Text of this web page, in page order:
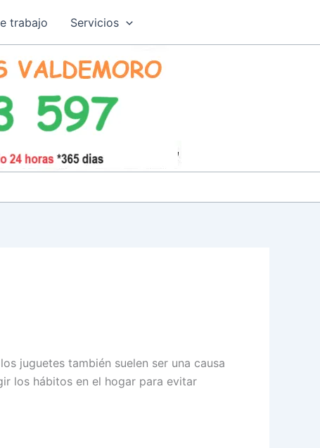
trabajo Servicios
juguetes también suelen ser una causa
los hábitos en el hogar para evitar